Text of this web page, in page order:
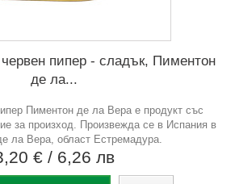
пипер - сладък, Пиментон
де ла...
Пиментон де ла Вера е продукт със
за произход. Произвежда се в Испания в
ла Вера, област Естремадура.
€ / 6,26 лв